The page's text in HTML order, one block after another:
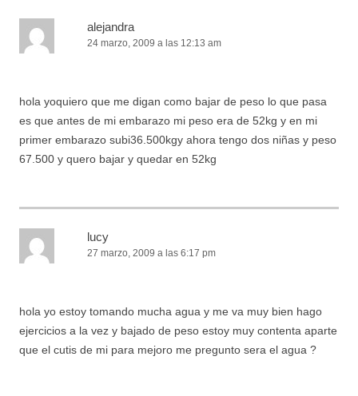
alejandra
24 marzo, 2009 a las 12:13 am
hola yoquiero que me digan como bajar de peso lo que pasa
es que antes de mi embarazo mi peso era de 52kg y en mi
primer embarazo subi36.500kgy ahora tengo dos niñas y peso
67.500 y quero bajar y quedar en 52kg
lucy
27 marzo, 2009 a las 6:17 pm
hola yo estoy tomando mucha agua y me va muy bien hago
ejercicios a la vez y bajado de peso estoy muy contenta aparte
que el cutis de mi para mejoro me pregunto sera el agua ?